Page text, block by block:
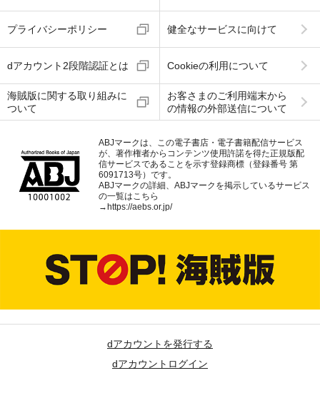
プライバシーポリシー 健全なサービスに向けて
dアカウント2段階認証とは Cookieの利用について
海賊版に関する取り組みに
ついて
お客さまのご利用端末から
の情報の外部送信について
ABJマークは、この電子書店・電子書籍配信サービス
が、著作権者からコンテンツ使用許諾を得た正規版配
信サービスであることを示す登録商標（登録番号 第
6091713号）です。
ABJマークの詳細、ABJマークを掲示しているサービス
の一覧はこちら
→ https://aebs.or.jp/
dアカウントを発行する
dアカウントログイン